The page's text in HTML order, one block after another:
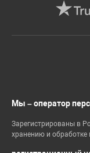
Мы – оператор
Зарегистрированы в
хранению и